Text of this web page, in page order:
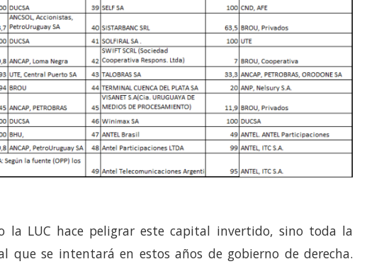
la LUC hace peligrar este capital invertido, sino toda la
que se intentará en estos años de gobierno de derecha.